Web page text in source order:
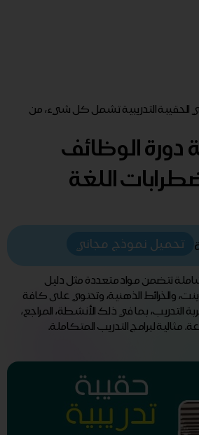
الحقيبة التدريبية تشمل كل شيء، من
دورة الوظائف
اللغة
تحميل نموذج مجاني
تتضمن مواد متعددة مثل دليل
والخرائط الذهنية، وتحتوي على كافة
التدريب، بما في ذلك الأنشطة، المراجع،
مثالية لبرامج التدريب المتكاملة.